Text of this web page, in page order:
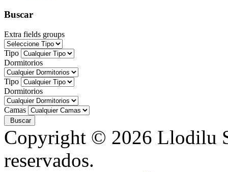
Buscar
Extra fields groups
Tipo
Dormitorios
Tipo
Dormitorios
Camas
Copyright © 2026 Llodilu
reservados.